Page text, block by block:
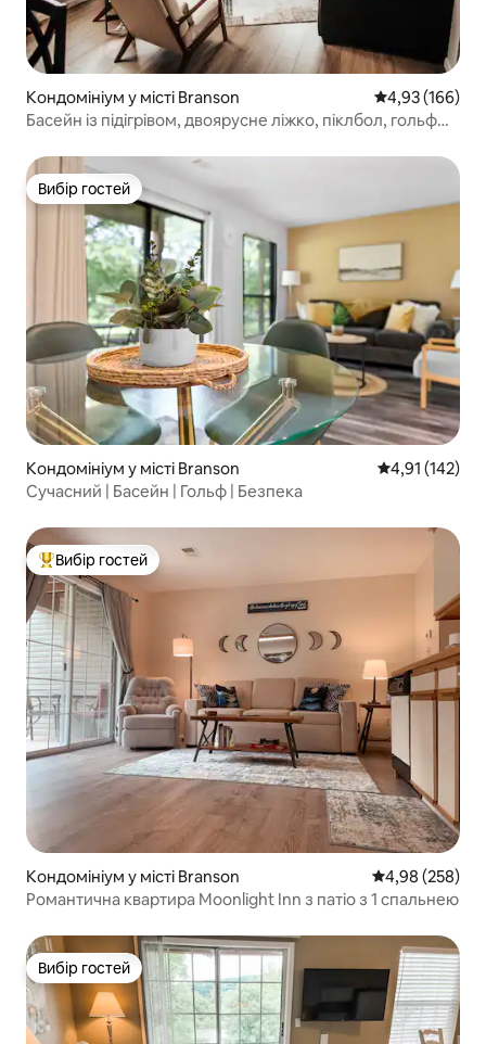
Кондомініум у місті Branson Середня
4,93 (166)
Басейн із підігрівом, двоярусне ліжко, піклбол, гольф
Вибір гостей
Вибір гостей
Кондомініум у місті Branson Середня
4,91 (142)
Сучасний | Басейн | Гольф | Безпека
Топ вибір гостей
Вибір гостей
Кондомініум у місті Branson Середня
4,98 (258)
Романтична квартира Moonlight Inn з патіо з 1 спальнею
Вибір гостей
Вибір гостей